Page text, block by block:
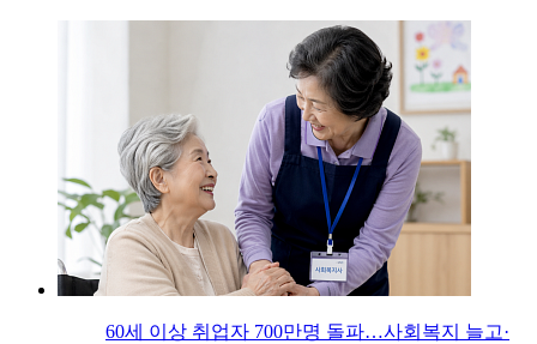
60세 이상 취업자 700만명 돌파…사회복지 늘고·